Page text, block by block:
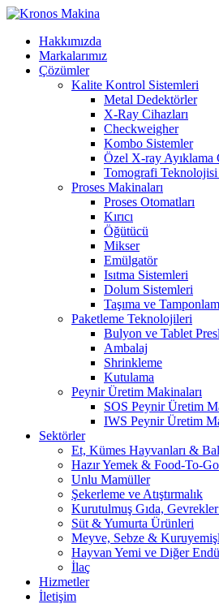
Hakkımızda
Markalarımız
Çözümler
Kalite Kontrol Sistemleri
Metal Dedektörler
X-Ray Cihazları
Checkweigher
Kombo Sistemler
Özel X-ray Ayıklama
Tomografi
Proses Makinaları
Proses Otomatları
Kırıcı
Öğütücü
Mikser
Emülgatör
Isıtma Sistemleri
Dolum Sistemleri
Taşıma ve
Paketleme Teknolojileri
Bulyon ve Tablet
Ambalaj
Shrinkleme
Kutulama
Peynir Üretim Makinaları
SOS Peynir Üretim
IWS Peynir Üretim
Sektörler
Et, Kümes Hayvanları &
Hazır Yemek & Food-To-Go
Unlu Mamüller
Şekerleme ve Atıştırmalık
Kurutulmuş Gıda,
Süt & Yumurta Ürünleri
Meyve, Sebze &
Hayvan Yemi ve Diğer
İlaç
Hizmetler
İletişim